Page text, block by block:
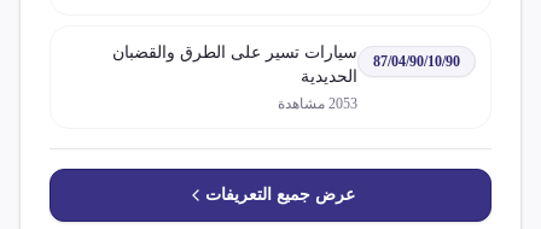
87/04/90/10/90
سيارات تسير على الطرق والقضبان
الحديدية
2053 مشاهدة
عرض جميع التعريفات